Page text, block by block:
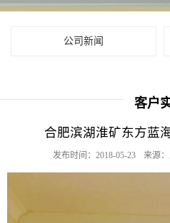
公司新闻
客户
合肥滨湖淮矿东方蓝
发布时间：2018-05-23 来源